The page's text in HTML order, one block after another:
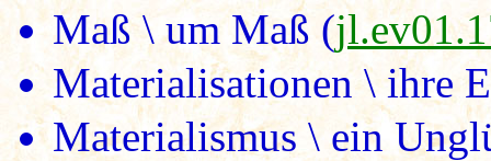
Maß \ um Maß (
Materialisationen \ ihre
Materialismus \ ein